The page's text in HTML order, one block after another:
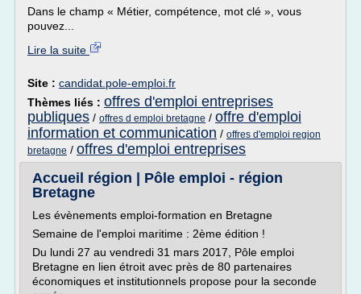
Dans le champ « Métier, compétence, mot clé », vous
pouvez...
Lire la suite
Site : candidat.pole-emploi.fr
Thèmes liés : offres d'emploi entreprises
publiques / offres d emploi bretagne / offre d'emploi
information et communication / offres d'emploi region
bretagne / offres d'emploi entreprises
Accueil région | Pôle emploi - région
Bretagne
Les évènements emploi-formation en Bretagne
Semaine de l'emploi maritime : 2ème édition !
Du lundi 27 au vendredi 31 mars 2017, Pôle emploi
Bretagne en lien étroit avec près de 80 partenaires
économiques et institutionnels propose pour la seconde